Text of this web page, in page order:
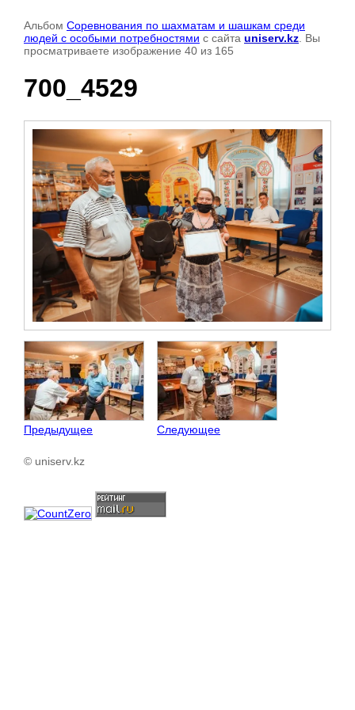
Альбом Соревнования по шахматам и шашкам среди
людей с особыми потребностями с сайта uniserv.kz . Вы
просматриваете изображение 40 из 165
700_4529
Предыдущее Следующее
© uniserv.kz